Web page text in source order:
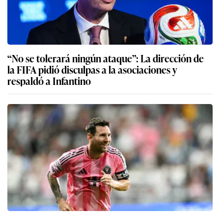
“No se tolerará ningún ataque”: La dirección de
la FIFA pidió disculpas a la asociaciones y
respaldó a Infantino